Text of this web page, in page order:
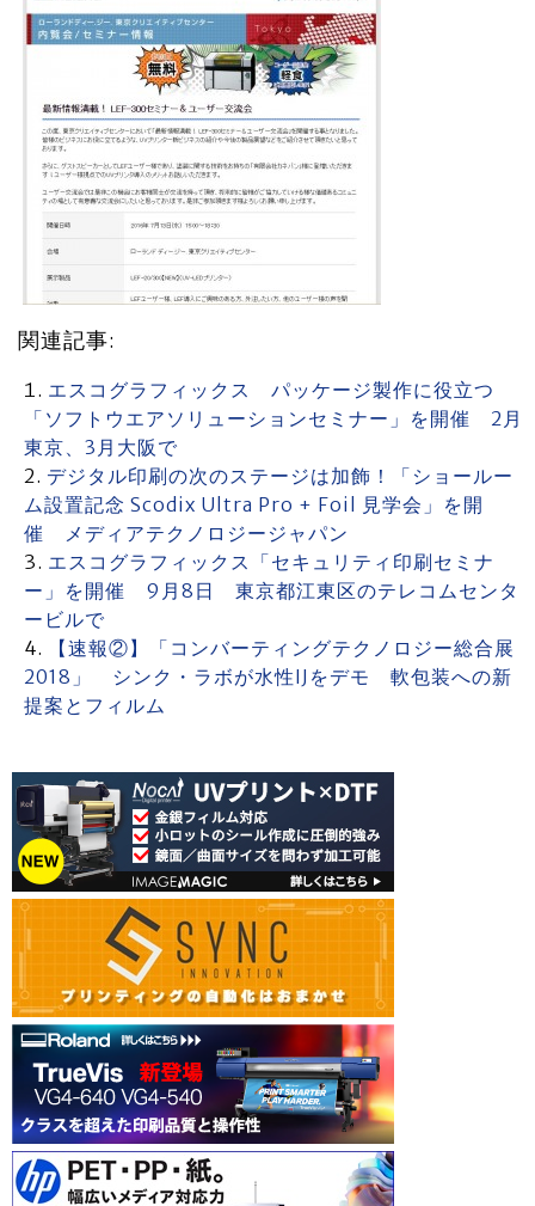
関連記事:
エスコグラフィックス パッケージ製作に役立つ
「ソフトウエアソリューションセミナー」を開催 2月
東京、3月大阪で
デジタル印刷の次のステージは加飾！「ショールー
ム設置記念 Scodix Ultra Pro + Foil 見学会」を開
催 メディアテクノロジージャパン
エスコグラフィックス「セキュリティ印刷セミナ
ー」を開催 9月8日 東京都江東区のテレコムセンタ
ービルで
【速報②】「コンバーティングテクノロジー総合展
2018」 シンク・ラボが水性IJをデモ 軟包装への新
提案とフィルム